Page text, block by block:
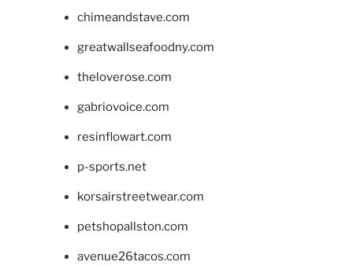
chimeandstave.com
greatwallseafoodny.com
theloverose.com
gabriovoice.com
resinflowart.com
p-sports.net
korsairstreetwear.com
petshopallston.com
avenue26tacos.com